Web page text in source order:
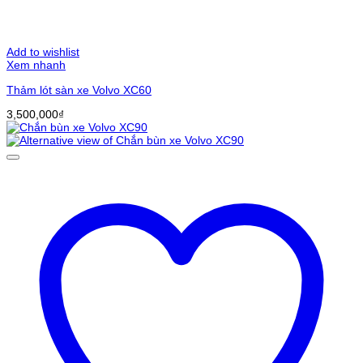
Add to wishlist
Xem nhanh
Thảm lót sàn xe Volvo XC60
3,500,000₫